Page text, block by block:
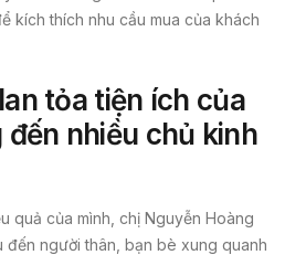
kích thích nhu cầu mua của khách
tỏa tiện ích của
đến nhiều chủ kinh
quả của mình, chị Nguyễn Hoàng
đến người thân, bạn bè xung quanh